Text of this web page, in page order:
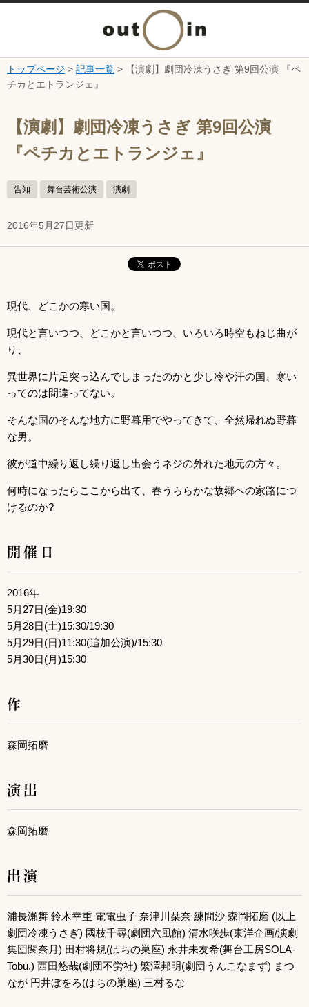
本文へ
ニ
ュ
ー
を
開
く
トップページ > 記事一覧 > 【演劇】劇団冷凍うさぎ 第9回公演 『ペ
チカとエトランジェ』
【演劇】劇団冷凍うさぎ 第9回公演
『ペチカとエトランジェ』
告知 舞台芸術公演 演劇
2016年5月27日更新
現代、どこかの寒い国。
現代と言いつつ、どこかと言いつつ、いろいろ時空もねじ曲が
り、
異世界に片足突っ込んでしまったのかと少し冷や汗の国、寒い
ってのは間違ってない。
そんな国のそんな地方に野暮用でやってきて、全然帰れぬ野暮
な男。
彼が道中繰り返し繰り返し出会うネジの外れた地元の方々。
何時になったらここから出て、春うららかな故郷への家路につ
けるのか?
開催日
2016年
5月27日(金)19:30
5月28日(土)15:30/19:30
5月29日(日)11:30(追加公演)/15:30
5月30日(月)15:30
作
森岡拓磨
演出
森岡拓磨
出演
浦長瀬舞 鈴木幸重 電電虫子 奈津川栞奈 練間沙 森岡拓磨 (以上
劇団冷凍うさぎ) 國枝千尋(劇団六風館) 清水咲歩(東洋企画/演劇
集団関奈月) 田村将規(はちの巣座) 永井未友希(舞台工房SOLA-
Tobu.) 西田悠哉(劇団不労社) 繁澤邦明(劇団うんこなまず) まつ
なが 円井ぼをろ(はちの巣座) 三村るな